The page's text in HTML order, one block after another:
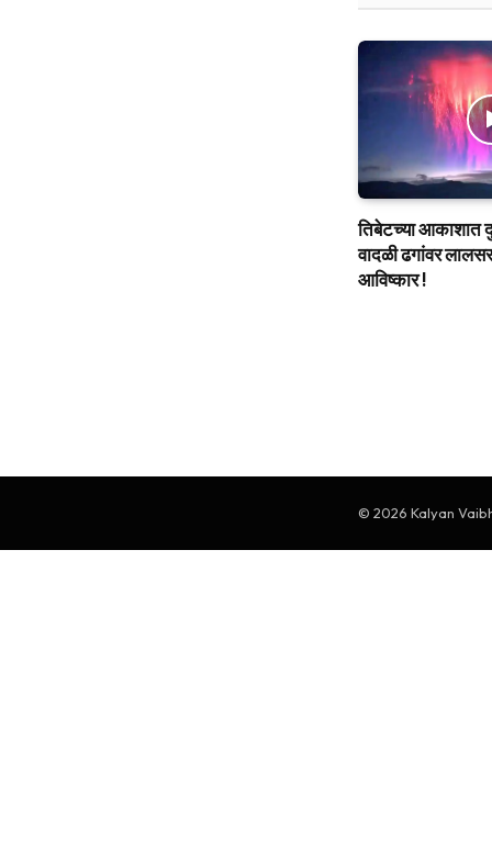
तिबेटच्या आकाशात
वादळी ढगांवर
आविष्कार !
© 2026 Kalyan